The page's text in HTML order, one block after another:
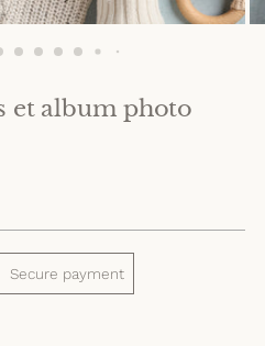
et album photo
Secure payment